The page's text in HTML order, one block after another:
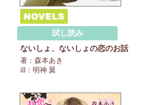
試し読み
ないしょ、ないしょの恋のお話
著：森本あき
ill：明神 翼